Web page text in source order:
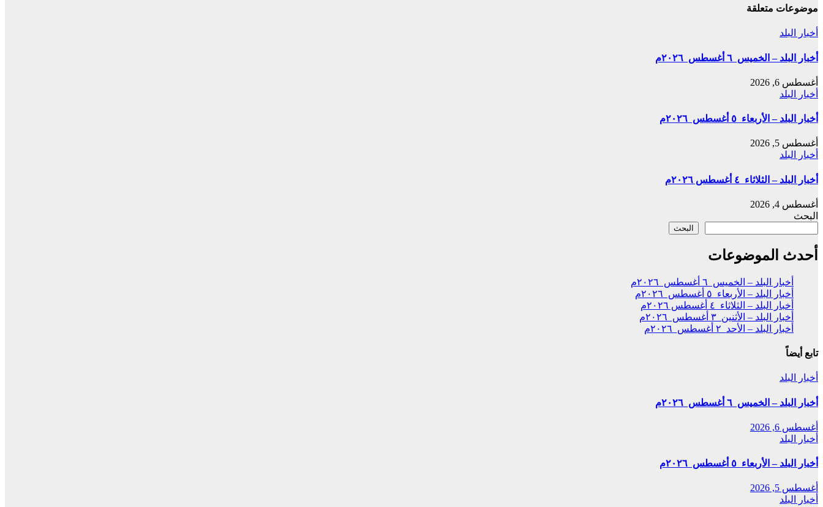
موضوعات متعلقة
أخبار البلد
أخبار البلد – الخميس ٦ أغسطس ٢٠٢٦م
أغسطس 6, 2026
أخبار البلد
أخبار البلد – الأربعاء ٥ أغسطس ٢٠٢٦م
أغسطس 5, 2026
أخبار البلد
أخبار البلد – الثلاثاء ٤ أغسطس ٢٠٢٦م
أغسطس 4, 2026
البحث
البحث
أحدث الموضوعات
أخبار البلد – الخميس ٦ أغسطس ٢٠٢٦م
أخبار البلد – الأربعاء ٥ أغسطس ٢٠٢٦م
أخبار البلد – الثلاثاء ٤ أغسطس ٢٠٢٦م
أخبار البلد – الأثنين ٣ أغسطس ٢٠٢٦م
أخبار البلد – الأحد ٢ أغسطس ٢٠٢٦م
تابع أيضاً
أخبار البلد
أخبار البلد – الخميس ٦ أغسطس ٢٠٢٦م
أغسطس 6, 2026
أخبار البلد
أخبار البلد – الأربعاء ٥ أغسطس ٢٠٢٦م
أغسطس 5, 2026
أخبار البلد